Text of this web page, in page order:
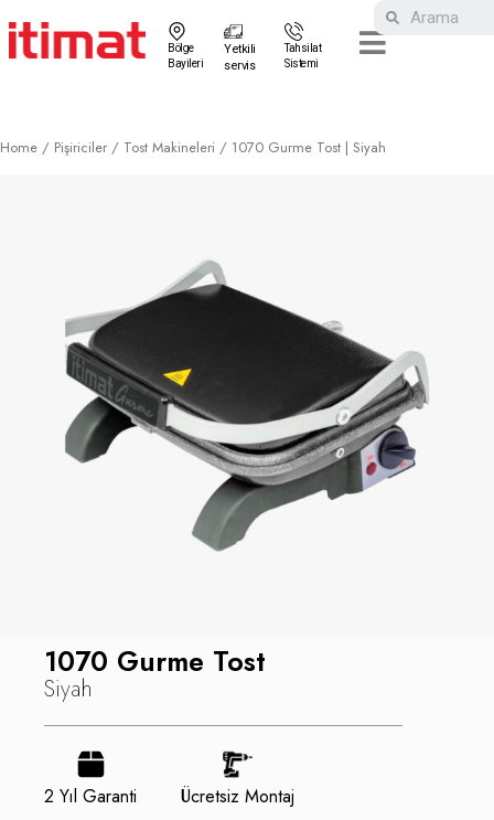
Bölge
Bayileri
Yetkili
servis
Tahsilat
Sistemi
Home / Pişiriciler / Tost Makineleri / 1070 Gurme Tost | Siyah
1070 Gurme Tost
Siyah
2 Yıl Garanti Ücretsiz Montaj